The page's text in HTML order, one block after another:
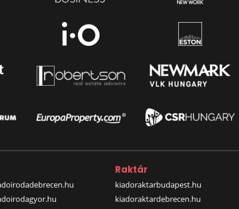
Raktár
kiadoraktarbudapest.hu
kiadoraktardebrecen.hu